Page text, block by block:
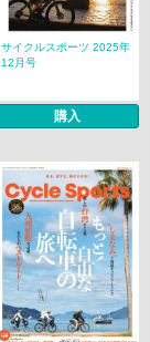
サイクルスポーツ 2025年
12月号
購入